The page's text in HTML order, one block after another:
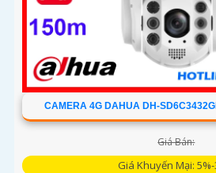
CAMERA 4G DAHUA DH-
Giá Bán:
Giá Khuyến Mại: 5%-